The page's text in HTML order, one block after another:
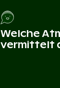
Welche
vermittelt